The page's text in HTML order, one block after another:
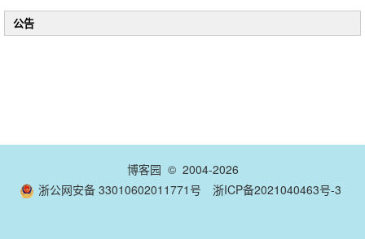
公告
博客园 © 2004-2026
浙公网安备 33010602011771号
浙ICP备2021040463号-3